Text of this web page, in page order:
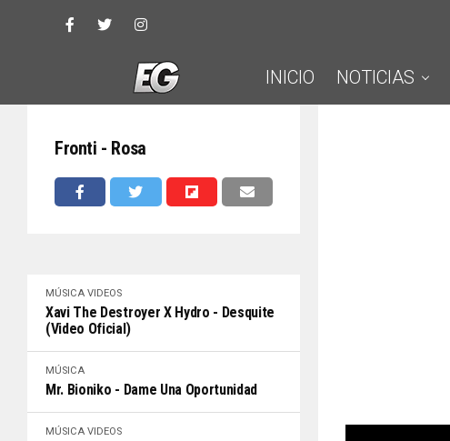
INICIO NOTICIAS
Fronti - Rosa
MÚSICA VIDEOS
Xavi The Destroyer X Hydro - Desquite
(Video Oficial)
MÚSICA
Mr. Bioniko - Dame Una Oportunidad
MÚSICA VIDEOS